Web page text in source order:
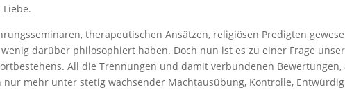
therapeutischen Ansätzen, religiösen Predigten
darüber philosophiert haben. Doch nun ist es zu einer Frage
All die Trennungen und damit verbundenen
mehr unter stetig wachsender Machtausübung, Kontrolle,